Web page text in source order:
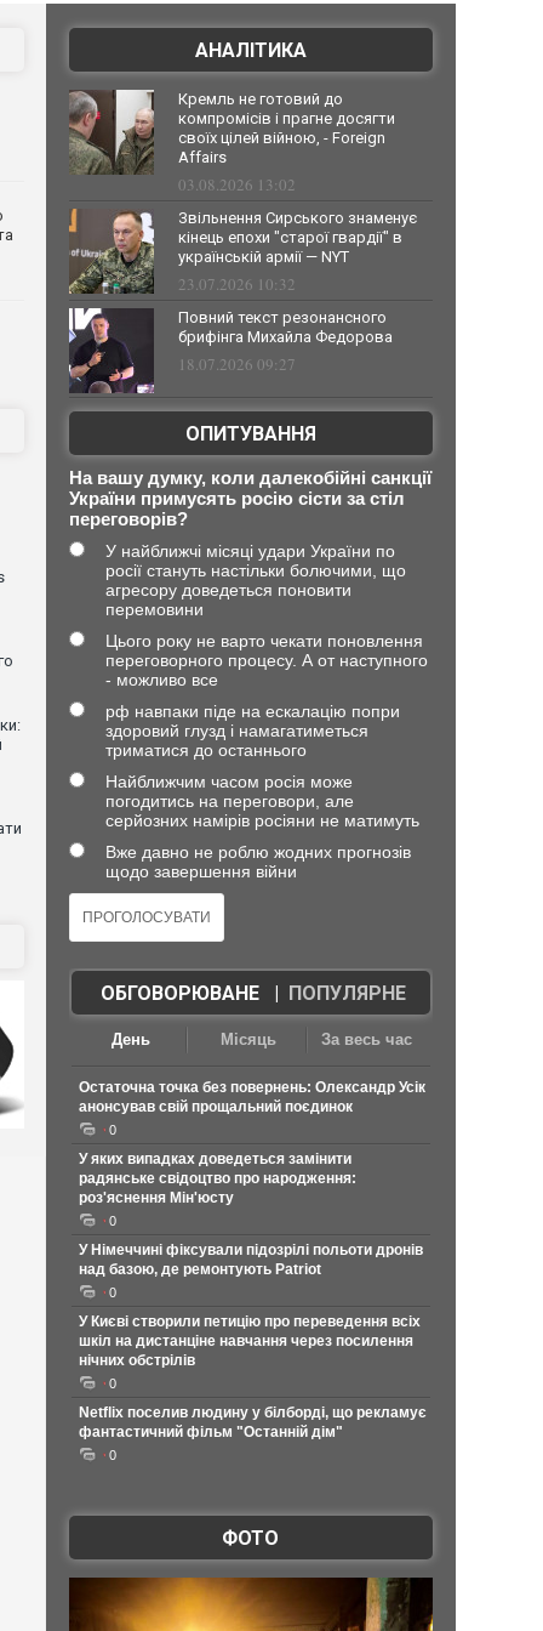
АНАЛІТИКА
Кремль не готовий до
компромісів і прагне досягти
своїх цілей війною, - Foreign
Affairs
03.08.2026 13:02
Звільнення Сирського знаменує
кінець епохи "старої гвардії" в
українській армії — NYT
23.07.2026 10:32
Повний текст резонансного
брифінга Михайла Федорова
18.07.2026 09:27
ОПИТУВАННЯ
На вашу думку, коли далекобійні санкції
України примусять росію сісти за стіл
переговорів?
У найближчі місяці удари України по
росії стануть настільки болючими, що
агресору доведеться поновити
перемовини
Цього року не варто чекати поновлення
переговорного процесу. А от наступного
- можливо все
рф навпаки піде на ескалацію попри
здоровий глузд і намагатиметься
триматися до останнього
Найближчим часом росія може
погодитись на переговори, але
серйозних намірів росіяни не матимуть
Вже давно не роблю жодних прогнозів
щодо завершення війни
ОБГОВОРЮВАНЕ| ПОПУЛЯРНЕ
День Місяць За весь час
Остаточна точка без повернень: Олександр Усік
анонсував свій прощальний поєдинок
0
У яких випадках доведеться замінити
радянське свідоцтво про народження:
роз'яснення Мін'юсту
0
У Німеччині фіксували підозрілі польоти дронів
над базою, де ремонтують Patriot
0
У Києві створили петицію про переведення всіх
шкіл на дистанціне навчання через посилення
нічних обстрілів
0
Netflix поселив людину у білборді, що рекламує
фантастичний фільм "Останній дім"
0
ФОТО